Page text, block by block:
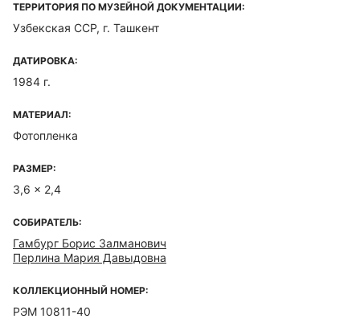
ТЕРРИТОРИЯ ПО МУЗЕЙНОЙ ДОКУМЕНТАЦИИ:
Узбекская ССР, г. Ташкент
ДАТИРОВКА:
1984 г.
МАТЕРИАЛ:
Фотопленка
РАЗМЕР:
3,6 x 2,4
СОБИРАТЕЛЬ:
Гамбург Борис Залманович
Перлина Мария Давыдовна
КОЛЛЕКЦИОННЫЙ НОМЕР:
РЭМ 10811-40